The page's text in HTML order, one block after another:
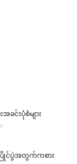
င်းပုံစံများ
ြိုင်ပွဲအတွက်ကစား